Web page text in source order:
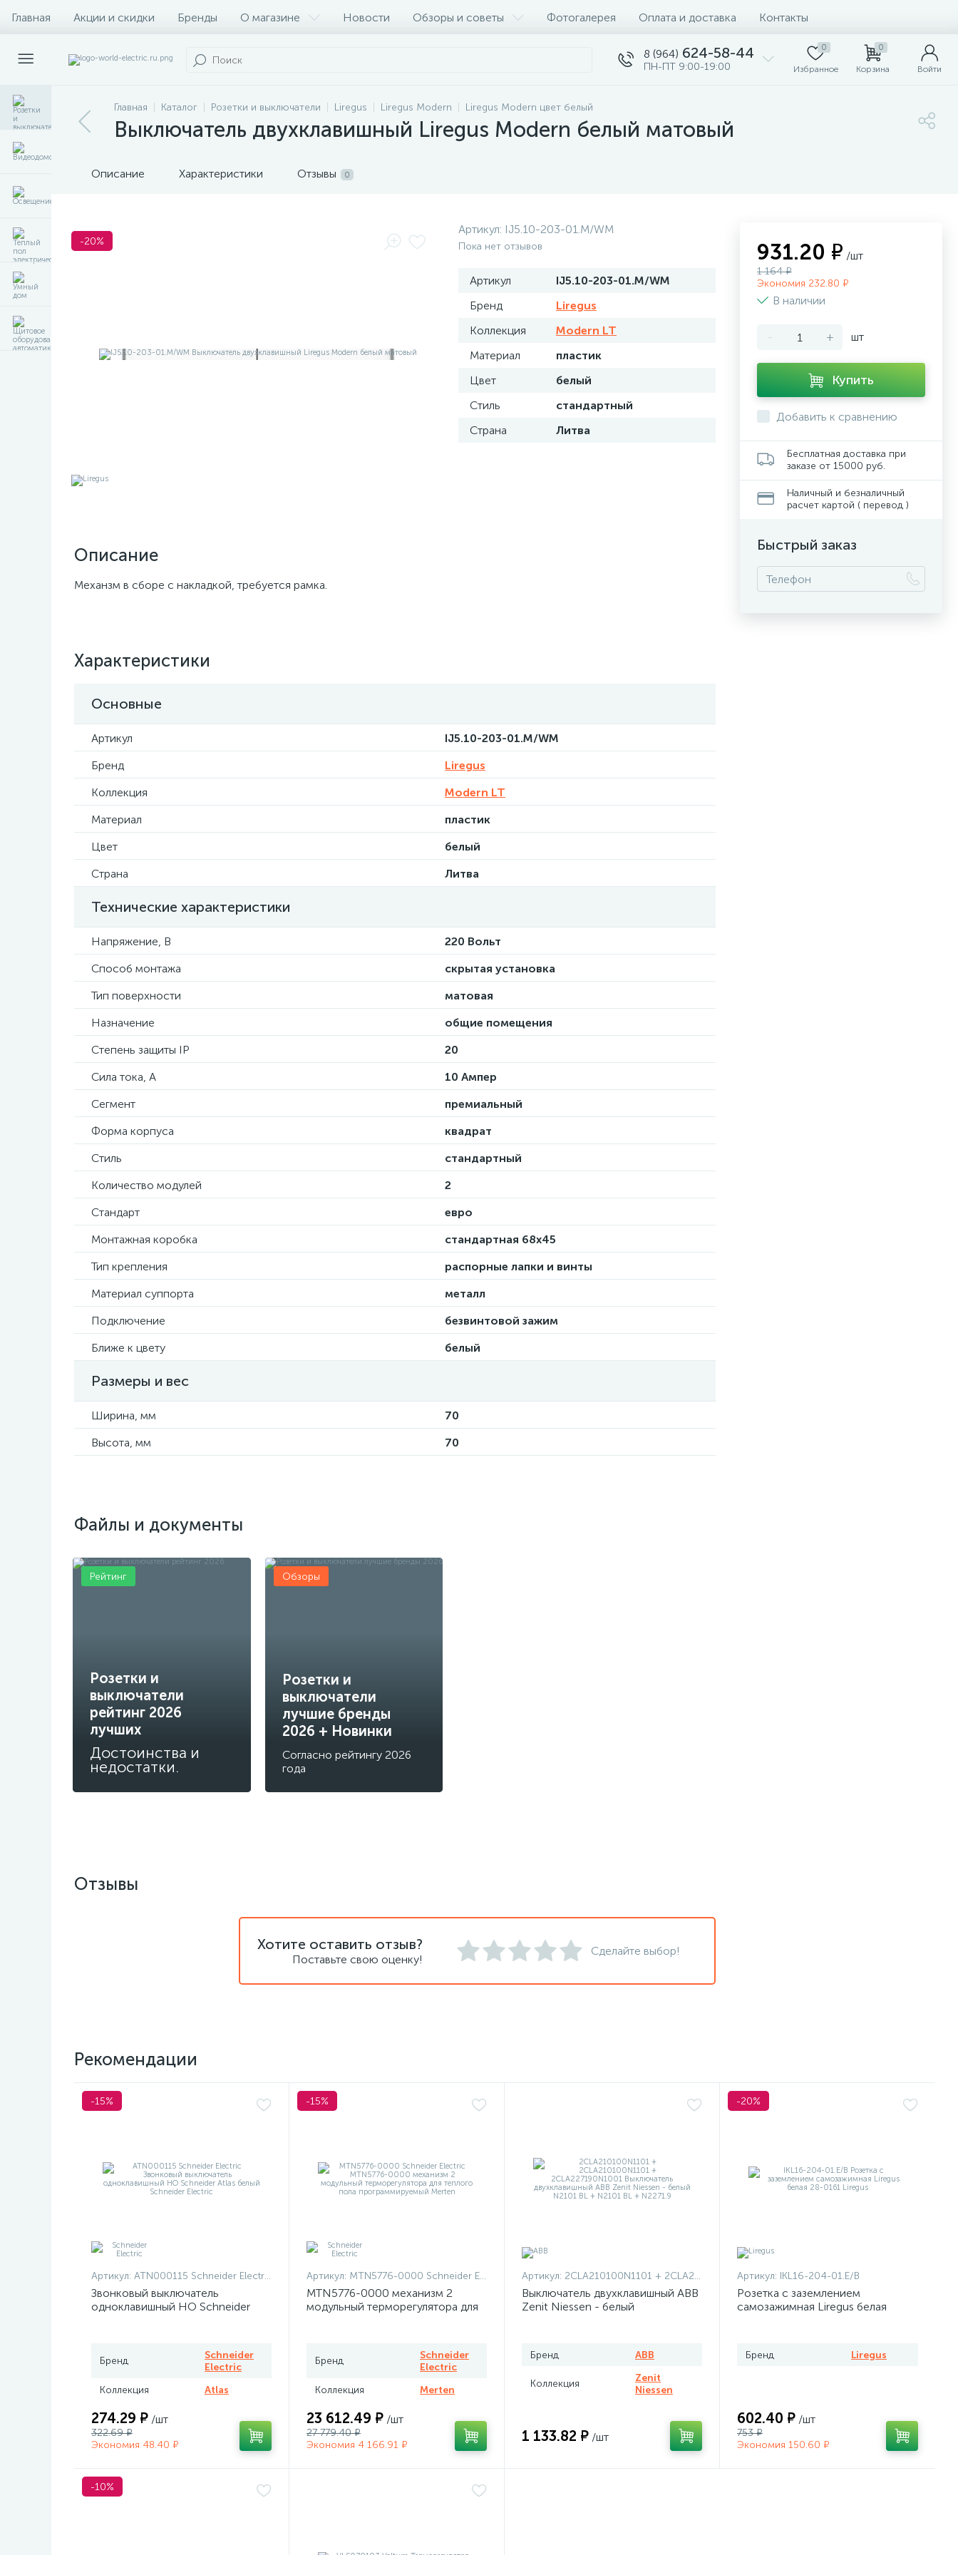
Главная Акции и скидки Бренды О магазине Новости Обзоры и советы Фотогалерея Оплата и доставка Контакты
8 (964) 624-58-44
ПН-ПТ 9:00-19:00
0
Избранное
0
Корзина Войти
Главная Каталог Розетки и выключатели Liregus Liregus Modern Liregus Modern цвет белый
Выключатель двухклавишный Liregus Modern белый матовый
Описание Характеристики Отзывы 0
-20%
Артикул: IJ5.10-203-01.M/WM
Пока нет отзывов
Артикул
IJ5.10-203-01.M/WM
Бренд
Liregus
Коллекция
Modern LT
Материал
пластик
Цвет
белый
Стиль
стандартный
Страна
Литва
Описание
Механзм в сборе с накладкой, требуется рамка.
Характеристики
Основные
Артикул
IJ5.10-203-01.M/WM
Бренд
Liregus
Коллекция
Modern LT
Материал
пластик
Цвет
белый
Страна
Литва
Технические характеристики
Напряжение, В
220 Вольт
Способ монтажа
скрытая установка
Тип поверхности
матовая
Назначение
общие помещения
Степень защиты IP
20
Сила тока, А
10 Ампер
Сегмент
премиальный
Форма корпуса
квадрат
Стиль
стандартный
Количество модулей
2
Стандарт
евро
Монтажная коробка
стандартная 68х45
Тип крепления
распорные лапки и винты
Материал суппорта
металл
Подключение
безвинтовой зажим
Ближе к цвету
белый
Размеры и вес
Ширина, мм
70
Высота, мм
70
Файлы и документы
Розетки и
выключатели
рейтинг 2026
лучших
Достоинства и
недостатки.
Рейтинг
Розетки и
выключатели
лучшие бренды
2026 + Новинки
Согласно рейтингу 2026
года
Обзоры
931.20 ₽ /шт
1 164 ₽
Экономия 232.80 ₽
В наличии
- + шт
Купить
Добавить к сравнению
Бесплатная доставка при
заказе от 15000 руб.
Наличный и безналичный
расчет картой ( перевод )
Быстрый заказ
Отзывы
Хотите оставить отзыв?
Поставьте свою оценку!
Сделайте выбор!
Рекомендации
-15%
Артикул: ATN000115 Schneider Electric
Звонковый выключатель
одноклавишный НО Schneider
Бренд
Schneider
Electric
Коллекция
Atlas
274.29 ₽ /шт
322.69 ₽
Экономия 48.40 ₽
-15%
Артикул: MTN5776-0000 Schneider Electric
MTN5776-0000 механизм 2
модульный терморегулятора для
Бренд
Schneider
Electric
Коллекция
Merten
23 612.49 ₽ /шт
27 779.40 ₽
Экономия 4 166.91 ₽
Артикул: 2CLA210100N1101 + 2CLA210100N1101 + 2CLA227190N1001
Выключатель двухклавишный ABB
Zenit Niessen - белый
Бренд ABB
Коллекция
Zenit
Niessen
1 133.82 ₽ /шт
-20%
Артикул: IKL16-204-01.E/B
Розетка с заземлением
самозажимная Liregus белая
Бренд Liregus
602.40 ₽ /шт
753 ₽
Экономия 150.60 ₽
-10%